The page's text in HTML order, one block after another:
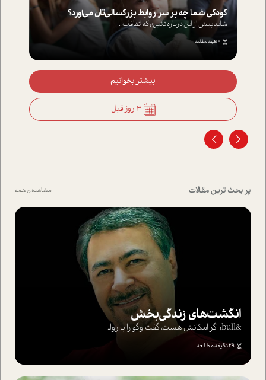
کودکی شما چه بر سر روابط بزرگسالی‌تان می‌آورد؟
شاید پیش از این درباره تاثیری که اتفاقات...
8 دقیقه مطالعه
بیشتر بخوانیم
3 روز قبل
پر بحث ترین مقالات مشاهده ی همه
انگشت‌های‌ زندگی‌بخش
&bull; اگر امکانش هست، گفت وگو را با روا...
29 دقیقه مطالعه